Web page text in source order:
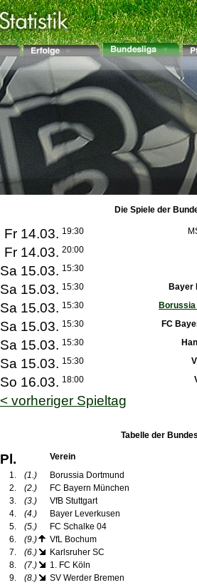
Die Spiele der
Fr 14.03. 19:30
Fr 14.03. 20:00
Sa 15.03. 15:30
Sa 15.03. 15:30 Bayer
Sa 15.03. 15:30
Sa 15.03. 15:30 FC
Sa 15.03. 15:30
Sa 15.03. 15:30
So 16.03. 18:00
< vorheriger Spieltag
Tabelle der
Pl.
Verein
1.
(1.)
Borussia Dortmund
2.
(2.)
FC Bayern München
3.
(3.)
VfB Stuttgart
4.
(4.)
Bayer Leverkusen
5.
(5.)
FC Schalke 04
6.
(9.)
VfL Bochum
7.
(6.)
Karlsruher SC
8.
(7.)
1. FC Köln
9.
(8.)
SV Werder Bremen